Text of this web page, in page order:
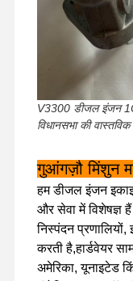
घर
V3300 डीजल इंजन
विधानसभा की
गुआंगज़ौ मिंशुन
हम डीजल इंजन
और सेवा में विशेषज्ञ
निस्पंदन
करती है,हार्डवेयर
अमेरिका, यूनाइटेड